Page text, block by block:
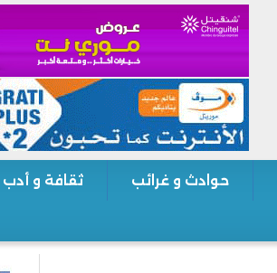
حوادث و غرائب ثقافة و أدب